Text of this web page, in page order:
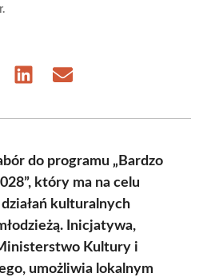
Share Share
do programu „Bardzo
który ma na celu
kulturalnych
Inicjatywa,
Kultury i
umożliwia lokalnym